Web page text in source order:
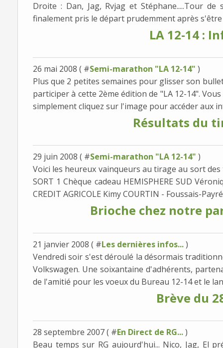
Droite : Dan, Jag, Rvjag et Stéphane.....Tour
finalement pris le départ prudemment après
LA 12-14 :
26 mai 2008 ( #Semi-marathon "LA 12-14" )
Plus que 2 petites semaines pour glisser son
participer à cette 2ème édition de "LA 12-14".
simplement cliquez sur l'image pour accéder aux
Résultats du
29 juin 2008 ( #Semi-marathon "LA 12-14" )
Voici les heureux vainqueurs au tirage au sort des
SORT 1 Chèque cadeau HEMISPHERE SUD
CREDIT AGRICOLE Kimy COURTIN - Foussais-
Brioche chez notre
21 janvier 2008 ( #Les dernières infos...)
Vendredi soir s'est déroulé la désormais
Volkswagen. Une soixantaine d'adhérents,
de l'amitié pour les voeux du Bureau 12-14 et le
Brève du
28 septembre 2007 ( #En Direct de RG...)
Beau temps sur RG aujourd'hui... Nico, Jag, El